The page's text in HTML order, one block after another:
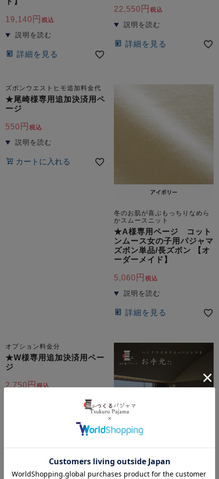
19,140 税込
詳細を見る
22,550 税込
詳細を見る
ズボンウエストヒモ追加料金代
★尾崎様専用追加決済用ペ
ージ
550 税込
カートに入れる
冬のお肌が喜ぶもっちりなめら
かスムースニット
★A様専用ページ コット
ンムース女の子用パジャマ
ズボン単品/長ズボン 【オ
ーダーメイド】
5,060 税込
詳細を見る
オプション料金分
★W様専用追加決済用ペー
ジ
2,750 税込
O専用決済ページ（マフポ
ケット）